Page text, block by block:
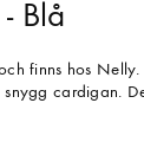
Blå
finns hos Nelly.
cardigan.